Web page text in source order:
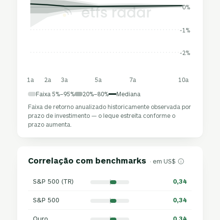
-2%
-1%
0%
1a 2a 3a 5a 7a 10a
Faixa 5%–95% 20%–80%
Mediana
Faixa de retorno anualizado historicamente observada por
prazo de investimento — o leque estreita conforme o
prazo aumenta.
Correlação com benchmarks · em US$
S&P 500 (TR) 0,34
S&P 500 0,34